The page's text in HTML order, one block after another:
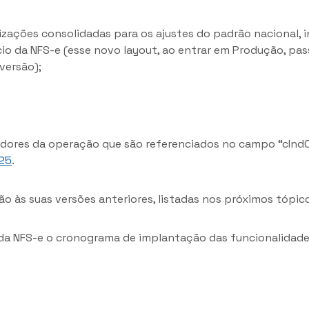
consolidadas para os ajustes do padrão
da NFS-e (esse novo layout, ao entrar em Produção,
da operação que são referenciados no campo
.
às suas versões anteriores, listadas nos próximos
NFS-e o cronograma de implantação das